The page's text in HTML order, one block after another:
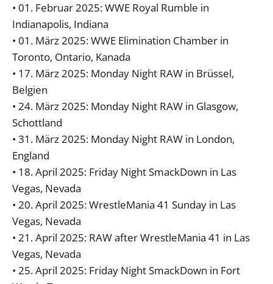
• 01. Februar 2025: WWE Royal Rumble in
Indianapolis, Indiana
• 01. März 2025: WWE Elimination Chamber in
Toronto, Ontario, Kanada
• 17. März 2025: Monday Night RAW in Brüssel,
Belgien
• 24. März 2025: Monday Night RAW in Glasgow,
Schottland
• 31. März 2025: Monday Night RAW in London,
England
• 18. April 2025: Friday Night SmackDown in Las
Vegas, Nevada
• 20. April 2025: WrestleMania 41 Sunday in Las
Vegas, Nevada
• 21. April 2025: RAW after WrestleMania 41 in Las
Vegas, Nevada
• 25. April 2025: Friday Night SmackDown in Fort